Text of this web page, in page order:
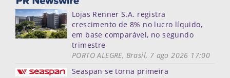
Lojas Renner S.A. registra
crescimento de 8% no lucro líquido,
em base comparável, no segundo
trimestre
PORTO ALEGRE, Brasil, 7 ago 2026 17:00
Seaspan se torna primeira